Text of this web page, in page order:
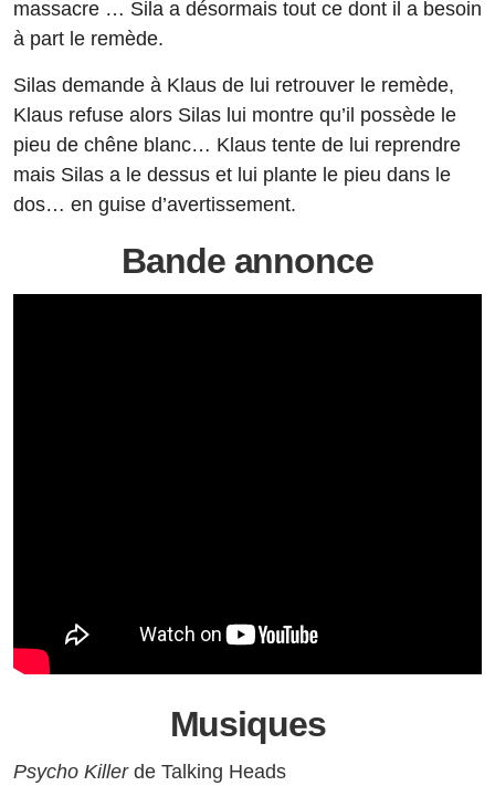
massacre … Sila a désormais tout ce dont il a besoin
à part le remède.
Silas demande à Klaus de lui retrouver le remède,
Klaus refuse alors Silas lui montre qu’il possède le
pieu de chêne blanc… Klaus tente de lui reprendre
mais Silas a le dessus et lui plante le pieu dans le
dos… en guise d’avertissement.
Bande annonce
Musiques
Psycho Killerde Talking Heads